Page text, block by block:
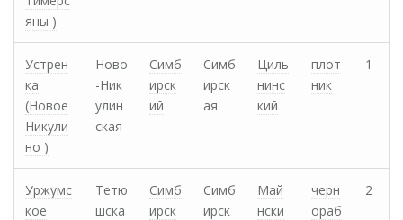
яны )
Устрен
ка
(Новое
Никули
но )
Ново
-Ник
улин
ская
Симб
ирск
ий
Симб
ирск
ая
Циль
нинс
кий
плот
ник
1
Уржумс
кое
Тетю
шска
Симб
ирск
Симб
ирск
Май
нски
черн
ораб
2